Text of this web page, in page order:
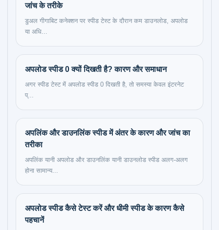
जांच के तरीके
डुअल गीगाबिट कनेक्शन पर स्पीड टेस्ट के दौरान कम डाउनलोड, अपलोड
या अधि...
अपलोड स्पीड 0 क्यों दिखती है? कारण और समाधान
अगर स्पीड टेस्ट में अपलोड स्पीड 0 दिखती है, तो समस्या केवल इंटरनेट
प्...
अपलिंक और डाउनलिंक स्पीड में अंतर के कारण और जांच का
तरीका
अपलिंक यानी अपलोड और डाउनलिंक यानी डाउनलोड स्पीड अलग-अलग
होना सामान्य...
अपलोड स्पीड कैसे टेस्ट करें और धीमी स्पीड के कारण कैसे
पहचानें